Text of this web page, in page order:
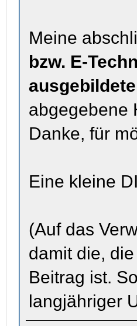
Meine
bzw. E-
abgegebene
Danke, für
Eine kleine
(Auf das
damit die,
Beitrag ist.
langjähriger